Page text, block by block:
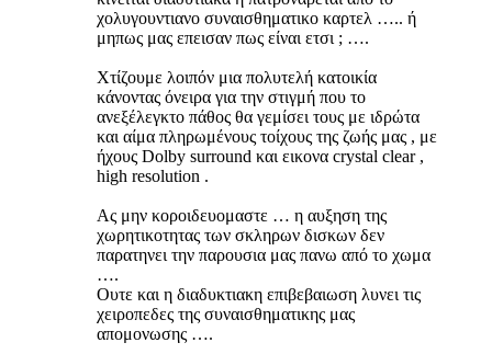
χολυγουντιανο συναισθηματικο καρτελ ….. ή
μηπως μας επεισαν πως είναι ετσι ; ….
Χτίζουμε λοιπόν μια πολυτελή κατοικία
κάνοντας όνειρα για την στιγμή που το
ανεξέλεγκτο πάθος θα γεμίσει τους με ιδρώτα
και αίμα πληρωμένους τοίχους της ζωής μας , με
ήχους Dolby surround και εικονα crystal clear ,
high resolution .
Ας μην κοροιδευομαστε … η αυξηση της
χωρητικοτητας των σκληρων δισκων δεν
παρατηνει την παρουσια μας πανω από το χωμα
….
Ουτε και η διαδυκτιακη επιβεβαιωση λυνει τις
χειροπεδες της συναισθηματικης μας
απομονωσης ….